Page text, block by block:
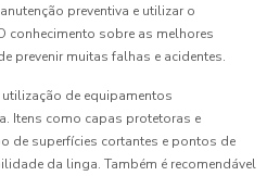
preventiva e utilizar o
conhecimento sobre as melhores
prevenir muitas falhas e acidentes.
de equipamentos
Itens como capas protetoras e
de superfícies cortantes e pontos de
da linga. Também é recomendável